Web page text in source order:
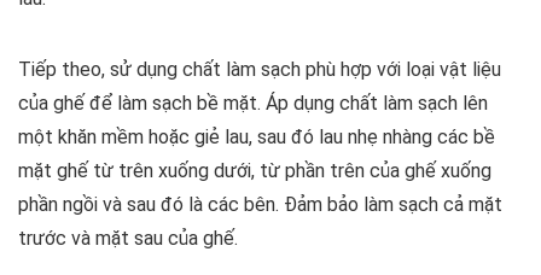
Tiếp theo, sử dụng chất làm sạch phù hợp với loại vật liệu
của ghế để làm sạch bề mặt. Áp dụng chất làm sạch lên
một khăn mềm hoặc giẻ lau, sau đó lau nhẹ nhàng các bề
mặt ghế từ trên xuống dưới, từ phần trên của ghế xuống
phần ngồi và sau đó là các bên. Đảm bảo làm sạch cả mặt
trước và mặt sau của ghế.